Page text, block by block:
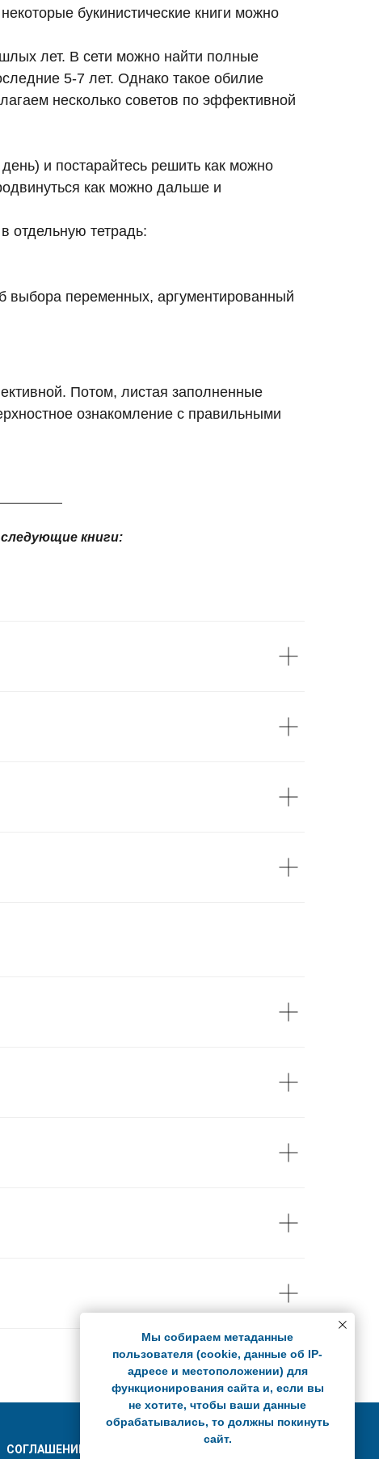
букинистические книги можно
лет. В сети можно найти полные
5-7 лет. Однако такое обилие
несколько советов по эффективной
и постарайтесь решить как можно
как можно дальше и
отдельную тетрадь:
выбора переменных, аргументированный
Потом, листая заполненные
ознакомление с правильными
книги:
СОГЛАШЕНИЕ О ПОЛИТИКЕ КОНФИДЕНЦИАЛЬНОСТИ
Мы собираем метаданные
пользователя (cookie, данные об IP-
адресе и местоположении) для
функционирования сайта и, если вы
не хотите, чтобы ваши данные
обрабатывались, то должны покинуть
сайт.